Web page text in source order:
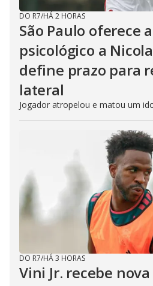
DO R7/HÁ 2 HORAS
São Paulo oferece
psicológico a
define prazo para
lateral
Jogador atropelou e matou um
DO R7/HÁ 3 HORAS
Vini Jr. recebe